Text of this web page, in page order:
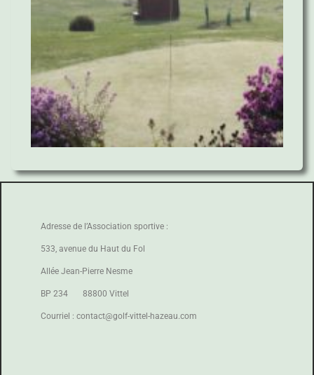
Adresse de l’Association sportive :
533, avenue du Haut du Fol
Allée Jean-Pierre Nesme
BP 234 88800 Vittel
Courriel : contact@golf-vittel-hazeau.com